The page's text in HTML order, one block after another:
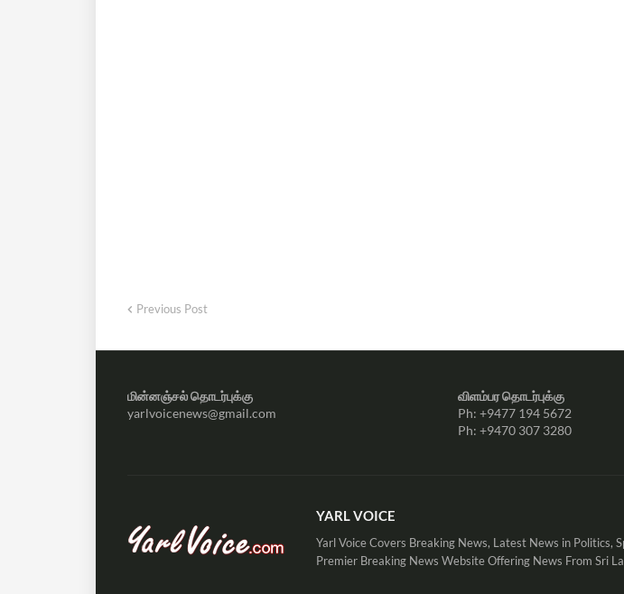
Previous Post
மின்னஞ்சல் தொடர்புக்கு
yarlvoicenews@gmail.com
விளம்பர தொடர்புக்கு
Ph: +9477 194 5672
Ph: +9470 307 3280
YARL VOICE
Yarl Voice Covers Breaking News, Latest News in Politics,
Premier Breaking News Website Offering News From Sri